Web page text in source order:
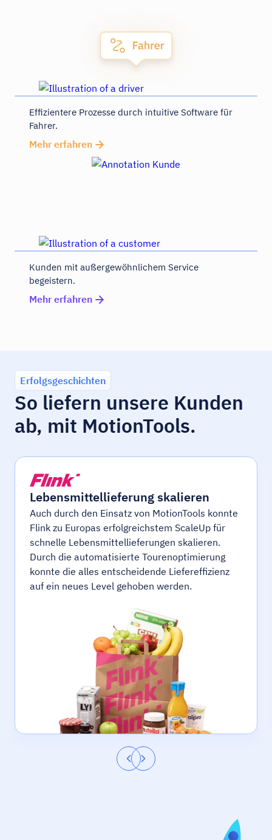
Effizientere Prozesse durch intuitive Software für
Fahrer.
Mehr erfahren
Kunden mit außergewöhnlichem Service
begeistern.
Mehr erfahren
Erfolgsgeschichten
So liefern unsere Kunden
ab, mit MotionTools.
Lebensmittellieferung skalieren
Auch durch den Einsatz von MotionTools konnte
Flink zu Europas erfolgreichstem ScaleUp für
schnelle Lebensmittellieferungen skalieren.
Durch die automatisierte Tourenoptimierung
konnte die alles entscheidende Liefereffizienz
auf ein neues Level gehoben werden.